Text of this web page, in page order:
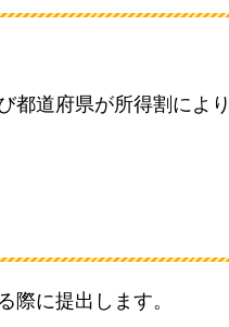
都道府県が所得割により
際に提出します。